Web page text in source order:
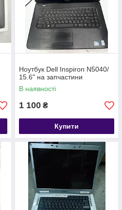
Ноутбук Dell Inspiron N5040/
15.6" на запчастини
В наявності
1 100 ₴
Купити